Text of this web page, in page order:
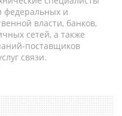
федеральных и
власти, банков,
сетей, а также
поставщиков
связи.